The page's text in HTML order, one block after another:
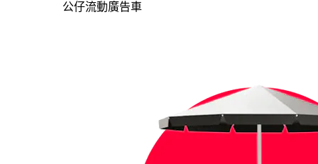
公仔流動廣告車